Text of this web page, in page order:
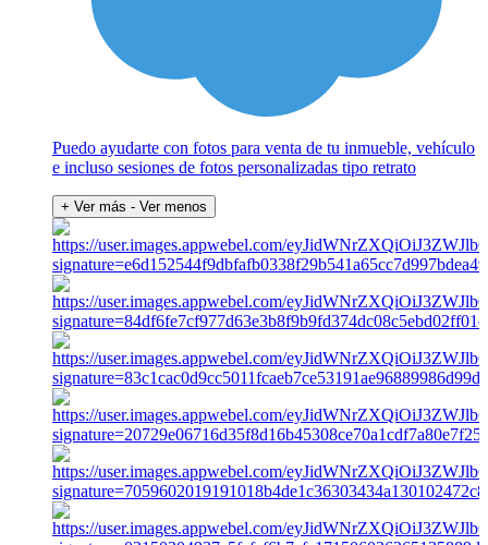
Puedo ayudarte con fotos para venta de tu inmueble, vehículo
e incluso sesiones de fotos personalizadas tipo retrato
+ Ver más - Ver menos